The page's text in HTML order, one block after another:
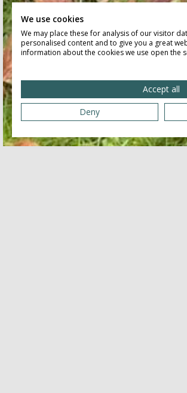
We use cookies
We may place these for analysis of our visitor
personalised content and to give you a great
information about the cookies we use open the
Accept all
Deny